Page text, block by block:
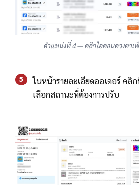
ตำแหน่งที่ 4 — คลิกไอคอนดวงตาเ
5 ในหน้ารายละเอียดออเดอร์ คลิ
เลือกสถานะที่ต้องการปรับ